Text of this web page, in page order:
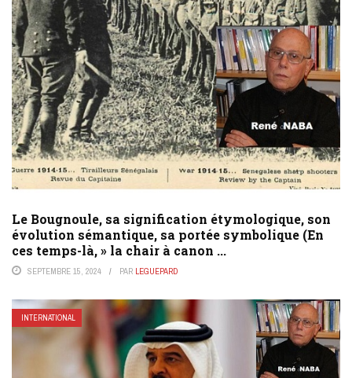
Le Bougnoule, sa signification étymologique, son
évolution sémantique, sa portée symbolique (En
ces temps-là, » la chair à canon ...
SEPTEMBRE 15, 2024 PAR LEGUEPARD
INTERNATIONAL